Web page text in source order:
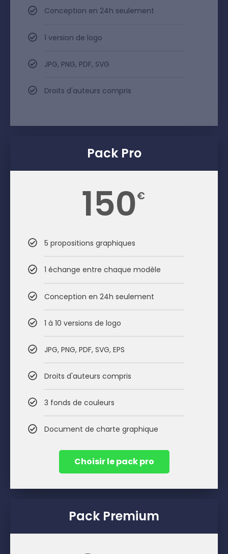
Conception en 24h seulement
1 version de logo
JPG, PNG, PDF, SVG
Droits d'auteurs compris
Pack Pro
150€
5 propositions graphiques
1 échange entre chaque modèle
Conception en 24h seulement
1 à 10 versions de logo
JPG, PNG, PDF, SVG, EPS
Droits d'auteurs compris
3 fonds de couleurs
Document de charte graphique
Choisir le pack pro
Pack Premium